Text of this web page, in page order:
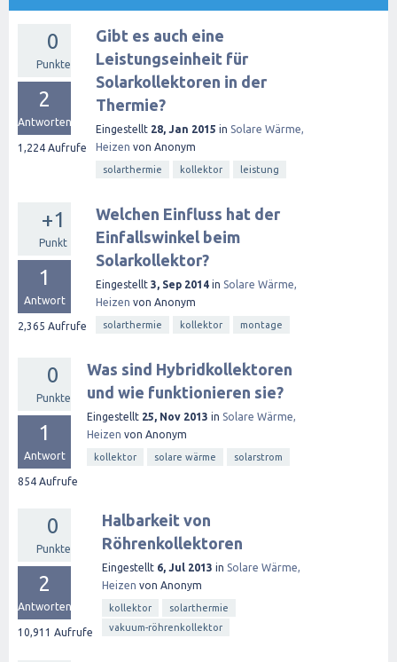
0
Punkte
2
Antworten
1,224 Aufrufe
Gibt es auch eine
Leistungseinheit für
Solarkollektoren in der
Thermie?
Eingestellt 28, Jan 2015 in Solare Wärme,
Heizen von Anonym
solarthermie kollektor leistung
+1
Punkt
1
Antwort
2,365 Aufrufe
Welchen Einfluss hat der
Einfallswinkel beim
Solarkollektor?
Eingestellt 3, Sep 2014 in Solare Wärme,
Heizen von Anonym
solarthermie kollektor montage
0
Punkte
1
Antwort
854 Aufrufe
Was sind Hybridkollektoren
und wie funktionieren sie?
Eingestellt 25, Nov 2013 in Solare Wärme,
Heizen von Anonym
kollektor solare wärme solarstrom
0
Punkte
2
Antworten
10,911 Aufrufe
Halbarkeit von
Röhrenkollektoren
Eingestellt 6, Jul 2013 in Solare Wärme,
Heizen von Anonym
kollektor
solarthermie
vakuum-röhrenkollektor